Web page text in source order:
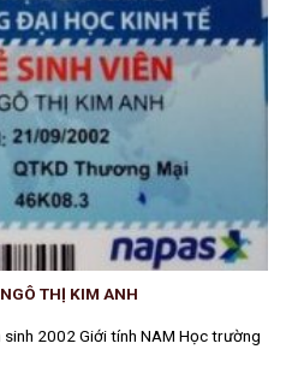
THỊ KIM ANH
sinh 2002 Giới tính NAM Học trường